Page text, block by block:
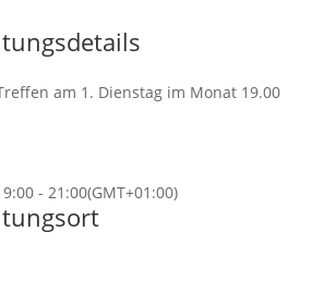
am 1. Dienstag im Monat 19.00
- 21:00(GMT+01:00)